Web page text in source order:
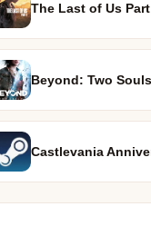
The Last of Us Part
Beyond: Two Souls
Castlevania